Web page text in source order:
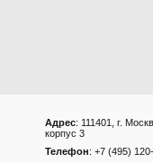
Адрес: 111401, г.
корпус 3
Телефон: +7 (495)